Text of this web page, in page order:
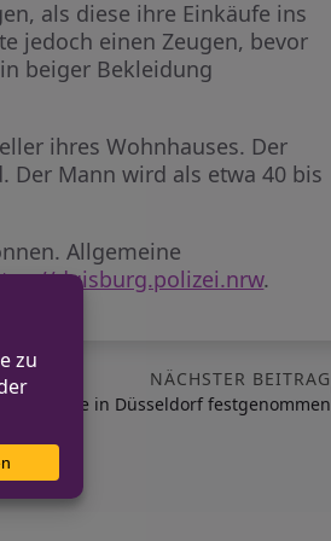
als diese ihre Einkäufe ins
jedoch einen Zeugen, bevor
beiger Bekleidung
ihres Wohnhauses. Der
Der Mann wird als etwa 40 bis
Allgemeine
duisburg.polizei.nrw.
NÄCHSTER BEITRAG
Lkw-Diebe in Düsseldorf festgenommen